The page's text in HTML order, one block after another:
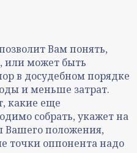
Вам понять,
или может быть
в досудебном порядке
и меньше затрат.
какие еще
собрать, укажет на
Вашего положения,
точки оппонента надо